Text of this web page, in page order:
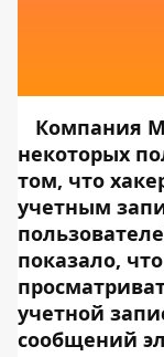
Компания
некоторых
том, что
учетным
показало,
учетной
сообщений